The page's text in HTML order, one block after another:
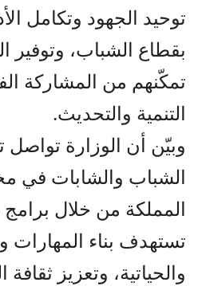
توحيد الجهود وتكامل
بقطاع الشباب، وتوفير
تمكّنهم من المشاركة
التنمية والتحديث.
وبيّن أن الوزارة تواصل
الشباب والشابات في
المملكة من خلال
تستهدف بناء المهارات
والحياتية، وتعزيز